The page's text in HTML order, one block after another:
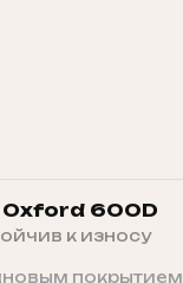
600D
к износу
покрытием